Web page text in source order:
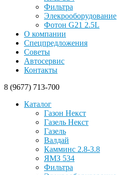
Фильтра
Элекрооборудование
Фотон G21 2.5L
О компании
Спецпредложения
Советы
Автосервис
Контакты
8 (9677) 713-700
Каталог
Газон Некст
Газель Некст
Газель
Валдай
Камминс 2.8-3.8
ЯМЗ 534
Фильтра